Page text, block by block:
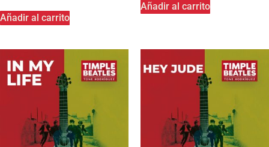
Añadir al carrito
Añadir al carrito